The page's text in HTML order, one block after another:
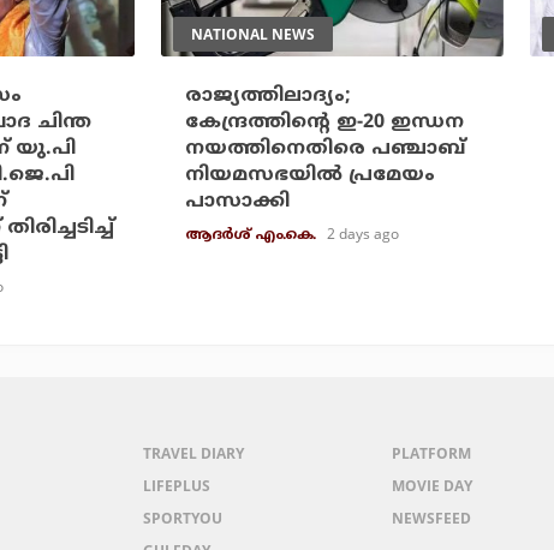
ചിന്ത
യു.പി
NATIONAL NEWS
രാജ്യത്തിലാദ്യം;
കേന്ദ്രത്തിന്റെ ഇ-20 ഇന്ധന
നയത്തിനെതിരെ പഞ്ചാബ്
നിയമസഭയില്‍ പ്രമേയം
പാസാക്കി
ആദർശ് എം.കെ. 2 days ago
TRAVEL DIARY
LIFEPLUS
SPORTYOU
PLATFORM
MOVIE DAY
NEWSFEED